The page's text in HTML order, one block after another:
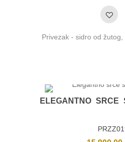
Privezak - sidro od žutog,
ELEGANTNO SRCE